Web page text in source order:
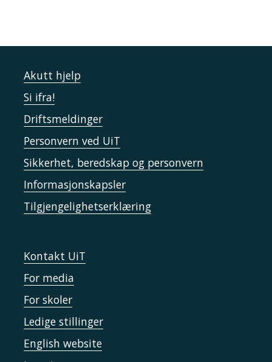
Akutt hjelp
Si ifra!
Driftsmeldinger
Personvern ved UiT
Sikkerhet, beredskap og personvern
Informasjonskapsler
Tilgjengelighetserklæring
Kontakt UiT
For media
For skoler
Ledige stillinger
English website